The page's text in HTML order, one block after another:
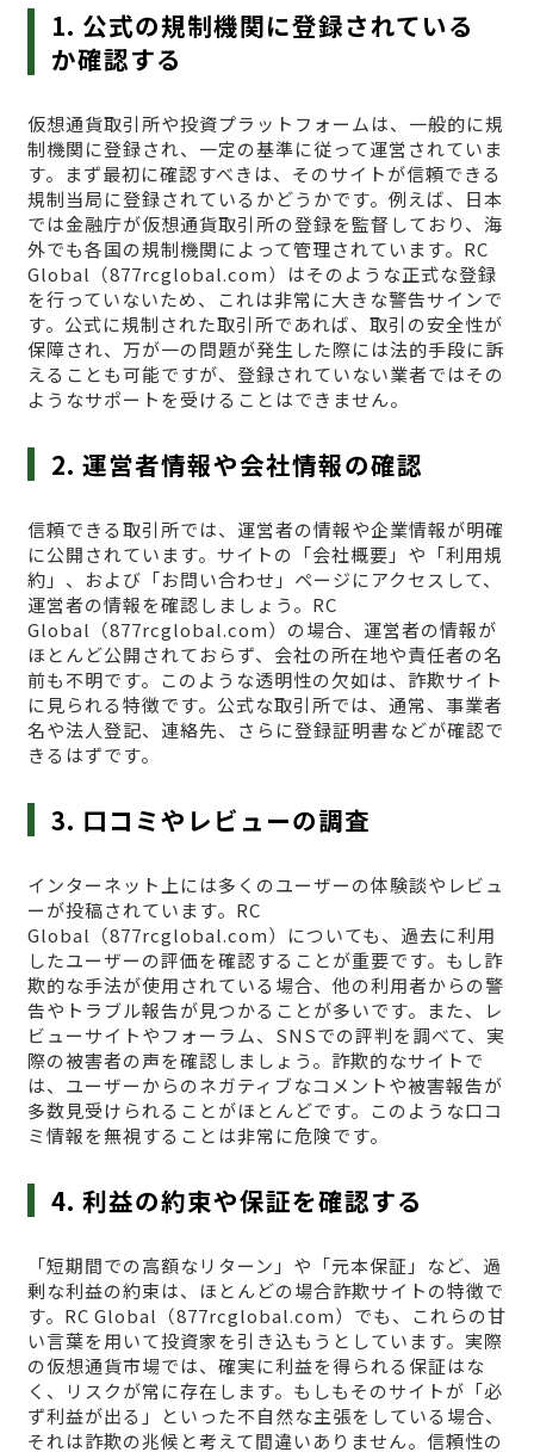
1. 公式の規制機関に登録されている
か確認する
仮想通貨取引所や投資プラットフォームは、一般的に規
制機関に登録され、一定の基準に従って運営されていま
す。まず最初に確認すべきは、そのサイトが信頼できる
規制当局に登録されているかどうかです。例えば、日本
では金融庁が仮想通貨取引所の登録を監督しており、海
外でも各国の規制機関によって管理されています。RC
Global（877rcglobal.com）はそのような正式な登録
を行っていないため、これは非常に大きな警告サインで
す。公式に規制された取引所であれば、取引の安全性が
保障され、万が一の問題が発生した際には法的手段に訴
えることも可能ですが、登録されていない業者ではその
ようなサポートを受けることはできません。
2. 運営者情報や会社情報の確認
信頼できる取引所では、運営者の情報や企業情報が明確
に公開されています。サイトの「会社概要」や「利用規
約」、および「お問い合わせ」ページにアクセスして、
運営者の情報を確認しましょう。RC
Global（877rcglobal.com）の場合、運営者の情報が
ほとんど公開されておらず、会社の所在地や責任者の名
前も不明です。このような透明性の欠如は、詐欺サイト
に見られる特徴です。公式な取引所では、通常、事業者
名や法人登記、連絡先、さらに登録証明書などが確認で
きるはずです。
3. 口コミやレビューの調査
インターネット上には多くのユーザーの体験談やレビュ
ーが投稿されています。RC
Global（877rcglobal.com）についても、過去に利用
したユーザーの評価を確認することが重要です。もし詐
欺的な手法が使用されている場合、他の利用者からの警
告やトラブル報告が見つかることが多いです。また、レ
ビューサイトやフォーラム、SNSでの評判を調べて、実
際の被害者の声を確認しましょう。詐欺的なサイトで
は、ユーザーからのネガティブなコメントや被害報告が
多数見受けられることがほとんどです。このような口コ
ミ情報を無視することは非常に危険です。
4. 利益の約束や保証を確認する
「短期間での高額なリターン」や「元本保証」など、過
剰な利益の約束は、ほとんどの場合詐欺サイトの特徴で
す。RC Global（877rcglobal.com）でも、これらの甘
い言葉を用いて投資家を引き込もうとしています。実際
の仮想通貨市場では、確実に利益を得られる保証はな
く、リスクが常に存在します。もしもそのサイトが「必
ず利益が出る」といった不自然な主張をしている場合、
それは詐欺の兆候と考えて間違いありません。信頼性の